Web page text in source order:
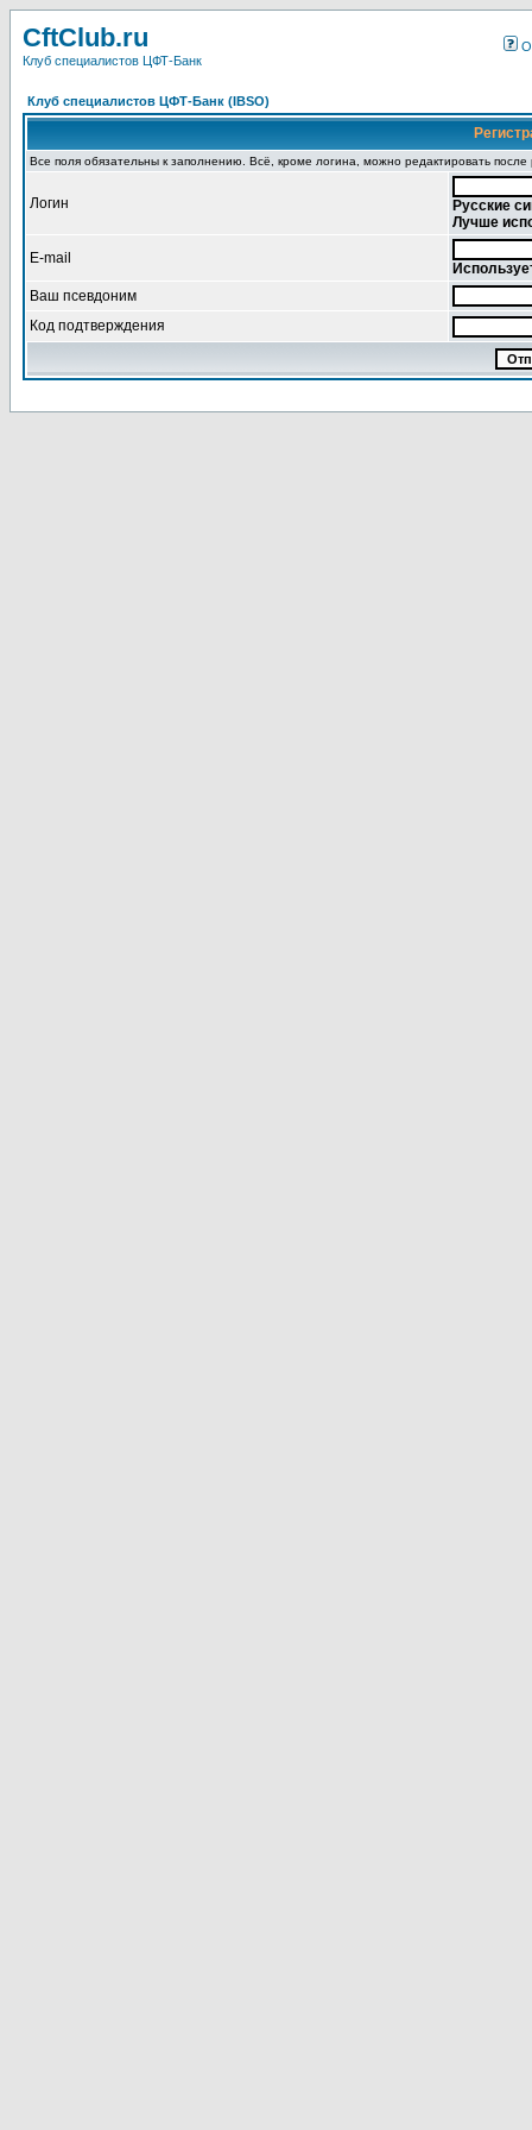
CftClub.ru
Клуб специалистов ЦФТ-Банк
О
Клуб специалистов ЦФТ-Банк (IBSO)
Все поля обязательны к заполнению. Всё, кроме логина, можно редактировать после
Логин
Русские
Лучше
E-mail
Ваш псевдоним
Код подтверждения